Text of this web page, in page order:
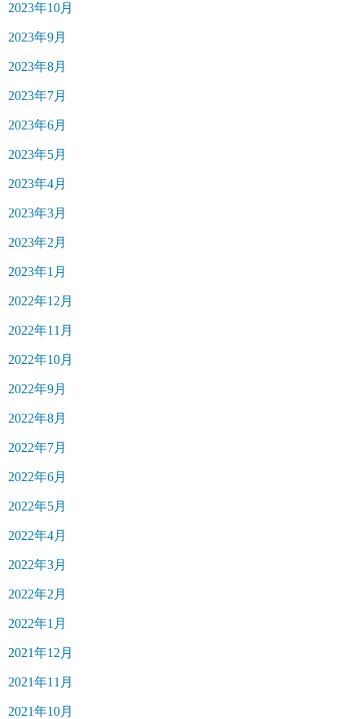
2023年10月
2023年9月
2023年8月
2023年7月
2023年6月
2023年5月
2023年4月
2023年3月
2023年2月
2023年1月
2022年12月
2022年11月
2022年10月
2022年9月
2022年8月
2022年7月
2022年6月
2022年5月
2022年4月
2022年3月
2022年2月
2022年1月
2021年12月
2021年11月
2021年10月